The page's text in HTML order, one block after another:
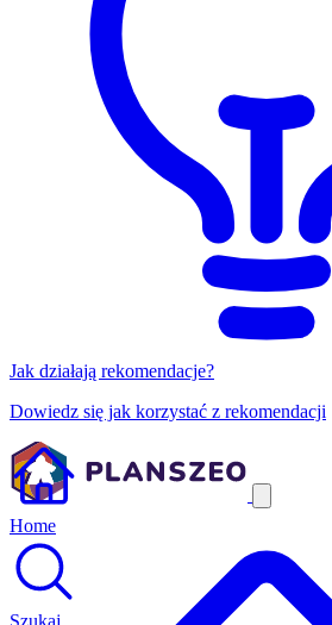
Jak działają rekomendacje?
Dowiedz się jak korzystać z rekomendacji
Home
Szukaj